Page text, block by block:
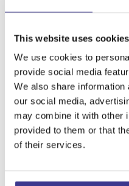
This website uses cookies
We use cookies to
provide social media
We also share
our social media,
may combine it with other
provided to them or that
of their services.
dans certaines
évaluer l’os du canal
Confirmation
elle n’est pas toujours
l’aspect de l’image et
évocateurs.
Une fois le diagnostic